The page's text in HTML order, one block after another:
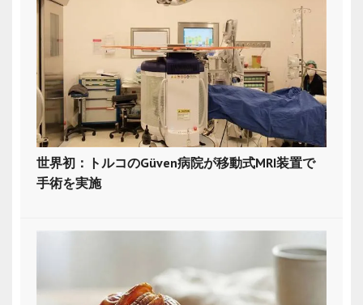
世界初：トルコのGüven病院が移動式MRI装置で
手術を実施